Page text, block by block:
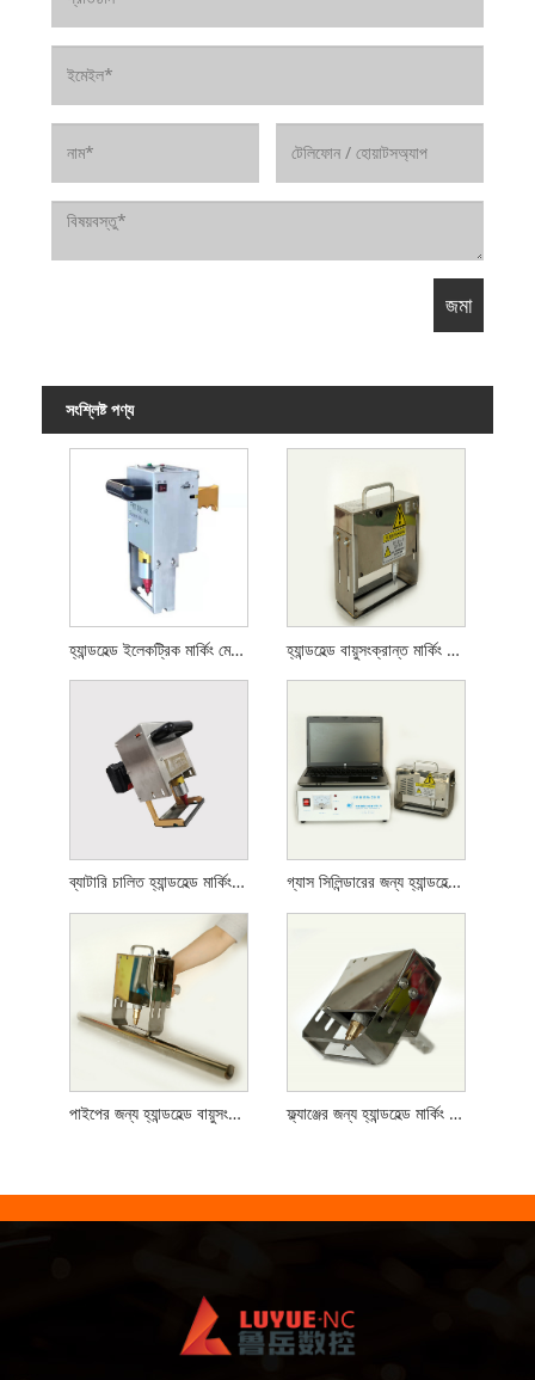
সংশ্লিষ্ট পণ্য
হ্যান্ডহেল্ড ইলেকট্রিক মার্কিং মেশিন হ্যান্ডহেল্ড বায়ুসংক্রান্ত মার্কিং মেশিন
ব্যাটারি চালিত হ্যান্ডহেল্ড মার্কিং মেশিন গ্যাস সিলিন্ডারের জন্য হ্যান্ডহেল্ড মার্কিং মেশিন
পাইপের জন্য হ্যান্ডহেল্ড বায়ুসংক্রান্ত মার্কিং মেশিন ফ্ল্যাঞ্জের জন্য হ্যান্ডহেল্ড মার্কিং মেশিন